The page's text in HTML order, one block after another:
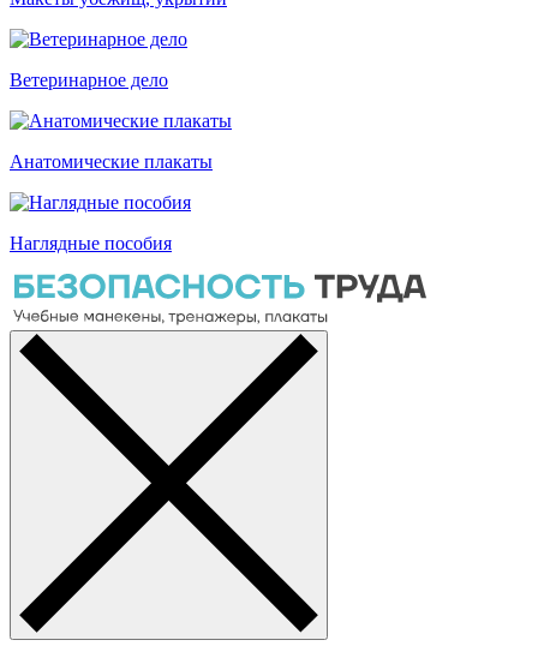
Ветеринарное дело
Анатомические плакаты
Наглядные пособия